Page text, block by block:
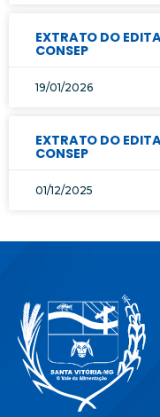
EXTRATO DO
CONSEP
19/01/2026
EXTRATO DO
CONSEP
01/12/2025